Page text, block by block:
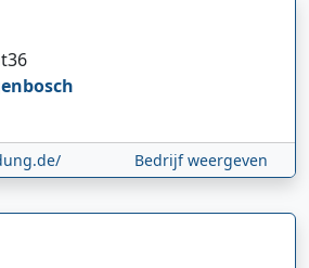
36
Bedrijf weergeven